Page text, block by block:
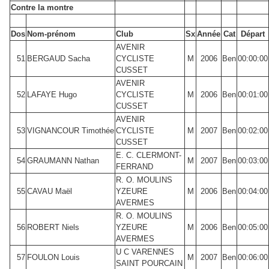
Contre la montre
Dos Nom-prénom Club Sx Année Cat Départ
51 BERGAUD Sacha
AVENIR
CYCLISTE
CUSSET
M 2006 Ben 00:00:00
52 LAFAYE Hugo
AVENIR
CYCLISTE
CUSSET
M 2006 Ben 00:01:00
53 VIGNANCOUR Timothée
AVENIR
CYCLISTE
CUSSET
M 2007 Ben 00:02:00
54 GRAUMANN Nathan
E. C. CLERMONT-
FERRAND
M 2007 Ben 00:03:00
55 CAVAU Maël
R. O. MOULINS
YZEURE
AVERMES
M 2006 Ben 00:04:00
56 ROBERT Niels
R. O. MOULINS
YZEURE
AVERMES
M 2006 Ben 00:05:00
57 FOULON Louis
U C VARENNES
SAINT POURCAIN
M 2007 Ben 00:06:00